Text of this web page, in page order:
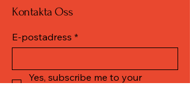
Kontakta Oss
E-postadress *
Yes, subscribe me to your